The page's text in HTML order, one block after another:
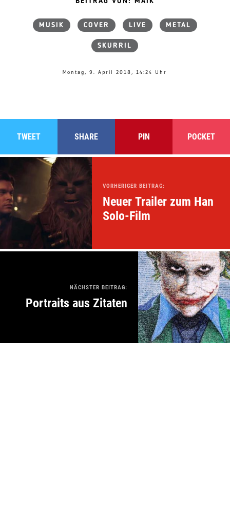
MUSIK COVER LIVE METAL
SKURRIL
Montag, 9. April 2018, 14:24 Uhr
TWEET SHARE PIN POCKET
VORHERIGER BEITRAG:
Neuer Trailer zum Han
Solo-Film
NÄCHSTER BEITRAG:
Portraits aus Zitaten